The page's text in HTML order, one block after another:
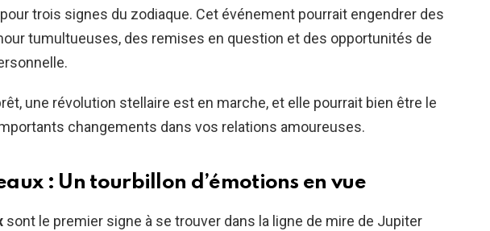
trois signes du zodiaque. Cet événement pourrait engendrer des
tumultueuses, des remises en question et des opportunités de
une révolution stellaire est en marche, et elle pourrait bien être le
changements dans vos relations amoureuses.
: Un tourbillon d’émotions en vue
sont le premier signe à se trouver dans la ligne de mire de Jupiter